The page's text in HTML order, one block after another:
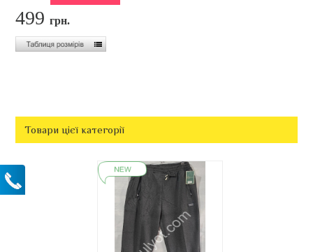
499грн.
Товари цієї категорії